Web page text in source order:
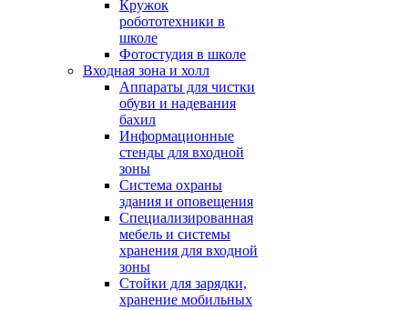
Кружок
робототехники в
школе
Фотостудия в школе
Входная зона и холл
Аппараты для чистки
обуви и надевания
бахил
Информационные
стенды для входной
зоны
Система охраны
здания и оповещения
Специализированная
мебель и системы
хранения для входной
зоны
Стойки для зарядки,
хранение мобильных